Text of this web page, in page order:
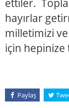
hayırlar
milletimizi ve
için hepinize
Paylaş